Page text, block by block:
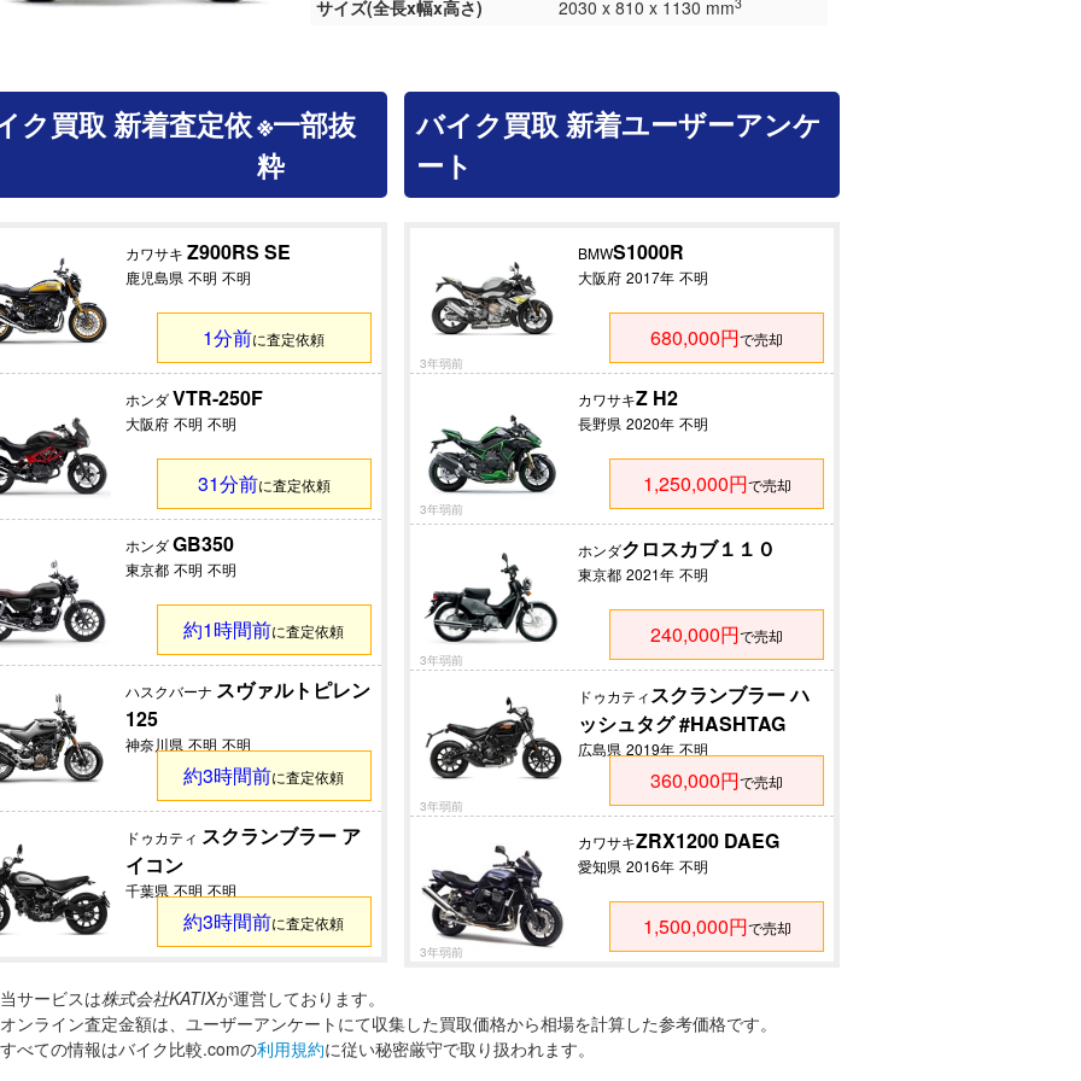
サイズ(全長x幅x高さ) 2030 x 810 x 1130 mm
ク買取 新着査定依※一部抜
粋
カワサキ Z900RS SE
鹿児島県 不明 不明
1分前に査定依頼
ホンダVTR-250F
大阪府 不明 不明
31分前に査定依頼
ホンダGB350
東京都 不明 不明
約1時間前に査定依頼
ハスクバーナ スヴァルトピレン
125
神奈川県 不明 不明
約3時間前に査定依頼
ドゥカティ スクランブラー ア
イコン
千葉県 不明 不明
約3時間前に査定依頼
バイク買取 新着ユーザーアンケ
ート
BMWS1000R
大阪府 2017年 不明
680,000円で売却
3年弱前
カワサキZ H2
長野県 2020年 不明
1,250,000円で売却
3年弱前
ホンダクロスカブ１１０
東京都 2021年 不明
240,000円で売却
3年弱前
ドゥカティ スクランブラー ハ
ッシュタグ #HASHTAG
広島県 2019年 不明
360,000円で売却
3年弱前
カワサキZRX1200 DAEG
愛知県 2016年 不明
1,500,000円で売却
3年弱前
当サービスは株式会社KATIXが運営しております。
オンライン査定金額は、ユーザーアンケートにて収集した買取価格から相場を計算した参考価格です。
すべての情報はバイク比較.comの利用規約に従い秘密厳守で取り扱われます。